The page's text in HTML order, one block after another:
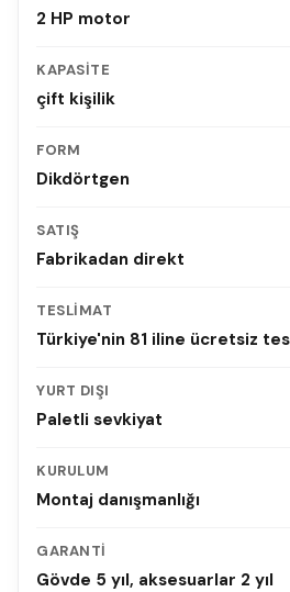
2 HP motor
KAPASITE
çift kişilik
FORM
Dikdörtgen
SATIŞ
Fabrikadan direkt
TESLIMAT
Türkiye'nin 81 iline ücretsiz
YURT DIŞI
Paletli sevkiyat
KURULUM
Montaj danışmanlığı
GARANTI
Gövde 5 yıl, aksesuarlar 2 yıl